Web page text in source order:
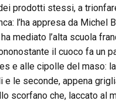
dei prodotti stessi, a
l’ha appresa da Michel
mediato l’alta scuola
il cuoco fa un
e alle cipolle del maso:
e le seconde, appena
scorfano che, laccato al